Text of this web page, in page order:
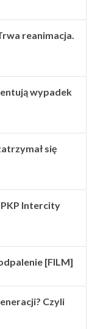
reanimacja.
wypadek
się
Intercity
[FILM]
Czyli